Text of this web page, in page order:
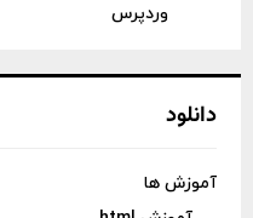
وردپرس
دانلود
آموزش ها